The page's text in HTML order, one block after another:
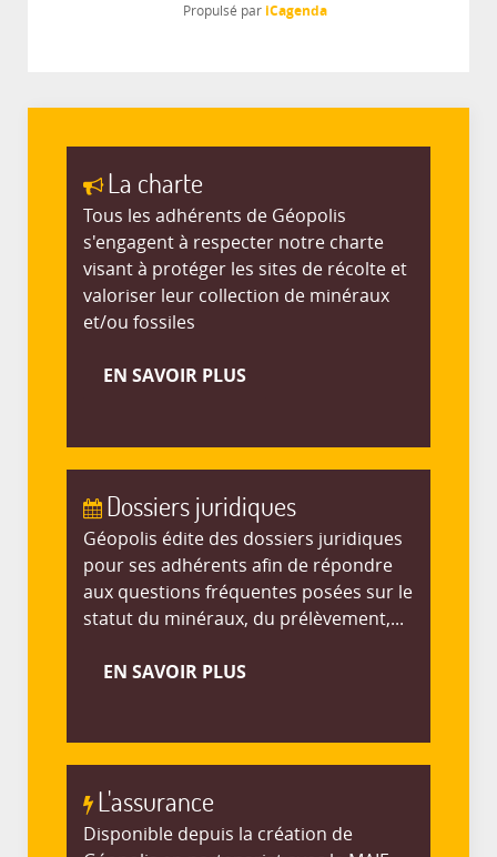
Propulsé par iCagenda
La charte
Tous les adhérents de Géopolis
s'engagent à respecter notre charte
visant à protéger les sites de récolte et
valoriser leur collection de minéraux
et/ou fossiles
EN SAVOIR PLUS
Dossiers juridiques
Géopolis édite des dossiers juridiques
pour ses adhérents afin de répondre
aux questions fréquentes posées sur le
statut du minéraux, du prélèvement,...
EN SAVOIR PLUS
L'assurance
Disponible depuis la création de